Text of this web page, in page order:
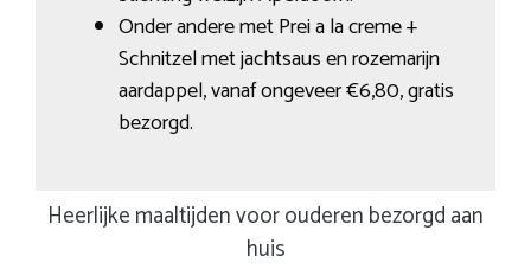
Onder andere met Prei a la creme +
Schnitzel met jachtsaus en rozemarijn
aardappel, vanaf ongeveer €6,80, gratis
bezorgd.
Heerlijke maaltijden voor ouderen bezorgd aan
huis